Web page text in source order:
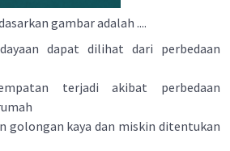
gambar adalah ....
dapat dilihat dari perbedaan
terjadi akibat perbedaan
golongan kaya dan miskin ditentukan